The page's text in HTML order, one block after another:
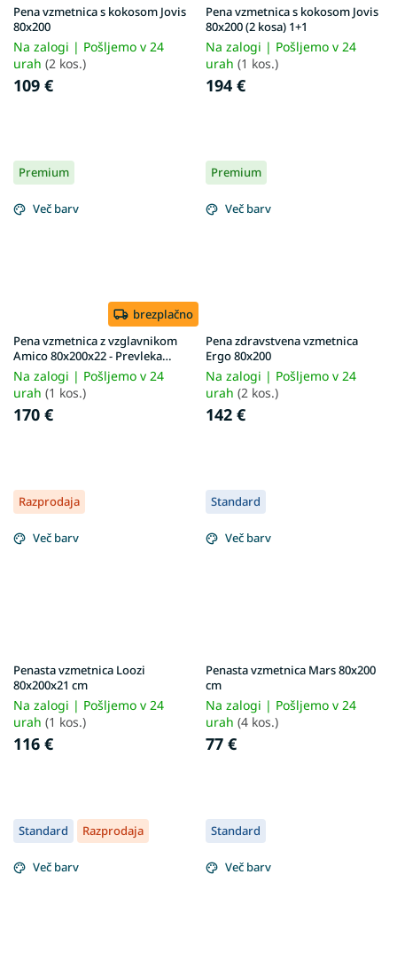
Pena vzmetnica s kokosom Jovis
80x200
Na zalogi | Pošljemo v 24
urah (2 kos.)
109 €
Pena vzmetnica s kokosom Jovis
80x200 (2 kosa) 1+1
Na zalogi | Pošljemo v 24
urah (1 kos.)
194 €
Premium
Več barv
brezplačno
Pena vzmetnica z vzglavnikom
Amico 80x200x22 - Prevleka
Silver
Na zalogi | Pošljemo v 24
urah (1 kos.)
170 €
Premium
Več barv
Pena zdravstvena vzmetnica
Ergo 80x200
Na zalogi | Pošljemo v 24
urah (2 kos.)
142 €
Razprodaja
Več barv
Penasta vzmetnica Loozi
80x200x21 cm
Na zalogi | Pošljemo v 24
urah (1 kos.)
116 €
Standard
Več barv
Penasta vzmetnica Mars 80x200
cm
Na zalogi | Pošljemo v 24
urah (4 kos.)
77 €
Standard Razprodaja
Več barv
Standard
Več barv